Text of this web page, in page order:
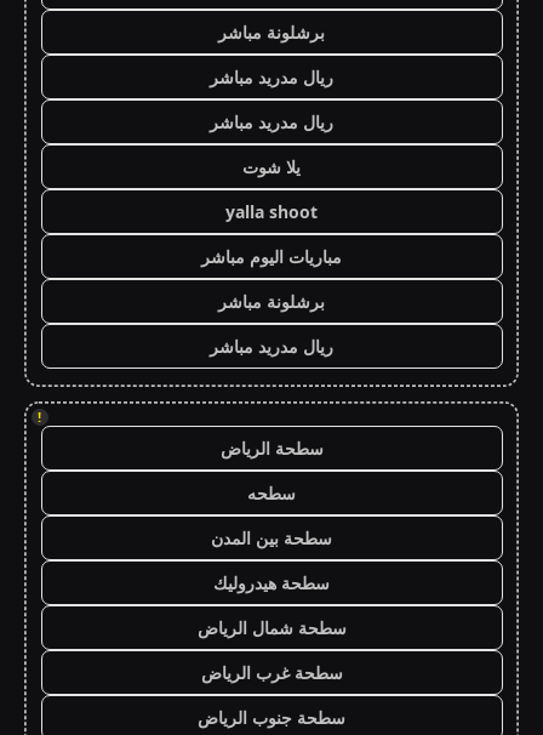
برشلونة مباشر
ريال مدريد مباشر
ريال مدريد مباشر
يلا شوت
yalla shoot
مباريات اليوم مباشر
برشلونة مباشر
ريال مدريد مباشر
!
سطحة الرياض
سطحه
سطحة بين المدن
سطحة هيدروليك
سطحة شمال الرياض
سطحة غرب الرياض
سطحة جنوب الرياض